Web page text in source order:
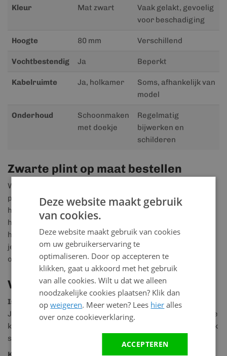
Kleur Mat zwart
Vaak gelakt, gevoelig
voor beschadiging
Hoogte 80 mm Verschillend
Vochtbestendig Ja Beperkt
Kabelruimte Ja, holkamer
Soms, afhankelijk van
model
Onderhoud
Schoonmaken
met doekje
Regelmatig
bijwerken en
schilderen
Zwarte plint op maat bestellen
Wil je jouw woning of project afwerken met een zwarte
plint? Geef de lengtes van je wanden door en bereken
hoeveel meters zwarte plint je nodig hebt. Vergeet ook de
hoeken en uiteinden niet, zodat je direct de juiste
hoeveelheid plinten én eindkapjes kunt bestellen. Zo zorg
je voor een compleet en strak eindresultaat zonder
onderbrekingen.
Veelgestelde vragen
Is een zwarte plint geschikt voor PVC en laminaat?
Ja. Deze zwarte plint past goed bij PVC, LVT en laminaat. Je
krijgt een strakke lijn langs de vloer en de plint is makkelijk
schoon te houden.
Deze website maakt gebruik
van cookies.
Deze website maakt gebruik van cookies
om uw gebruikerservaring te
optimaliseren. Door op accepteren te
klikken, gaat u akkoord met het gebruik
van alle cookies. Wilt u dat we alleen
noodzakelijke cookies plaatsen? Klik dan
opweigeren. Meer weten? Lees hier alles
over onze cookieverklaring.
ACCEPTEREN